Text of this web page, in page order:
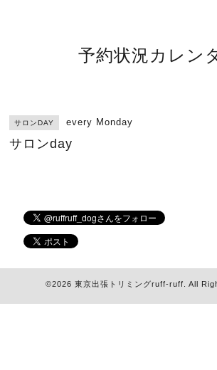
予約状況カレン
サロンDAY every Monday
サロンday
©2026 東京出張トリミングruff-ruff . All